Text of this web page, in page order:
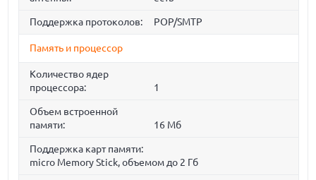
Поддержка протоколов: POP/SMTP
Память и процессор
Количество ядер
процессора:
1
Объем встроенной
памяти:
16 Мб
Поддержка карт памяти:
micro Memory Stick, объемом до 2 Гб